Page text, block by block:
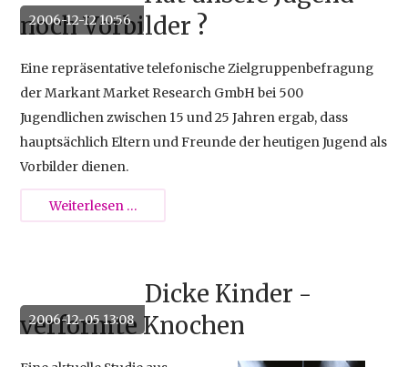
2006-12-12 10:56
noch Vorbilder ?
Eine repräsentative telefonische Zielgruppenbefragung
der Markant Market Research GmbH bei 500
Jugendlichen zwischen 15 und 25 Jahren ergab, dass
hauptsächlich Eltern und Freunde der heutigen Jugend als
Vorbilder dienen.
Weiterlesen …Hat
Vorbilder
?
2006-12-05 13:08
Dicke Kinder -
verformte Knochen